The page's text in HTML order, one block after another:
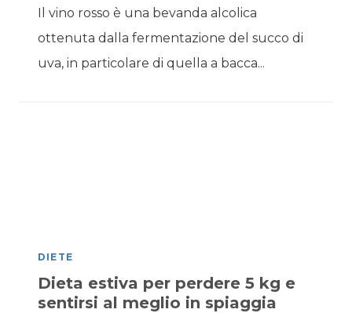
Il vino rosso è una bevanda alcolica
ottenuta dalla fermentazione del succo di
uva, in particolare di quella a bacca...
DIETE
Dieta estiva per perdere 5 kg e
sentirsi al meglio in spiaggia